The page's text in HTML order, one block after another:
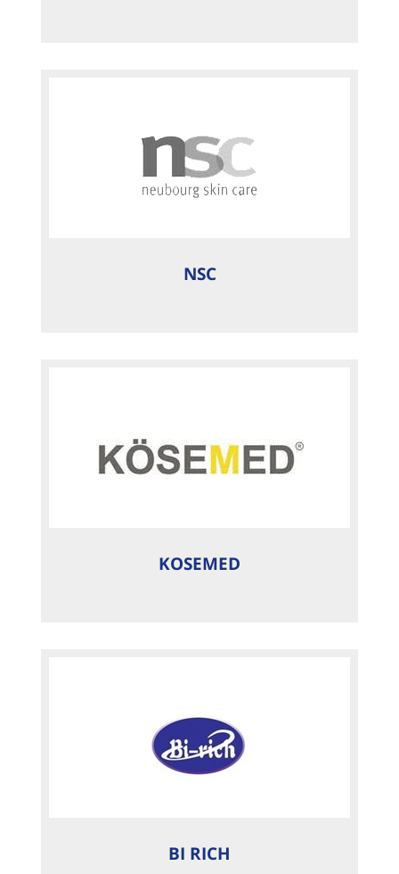
NSC
KOSEMED
BI RICH